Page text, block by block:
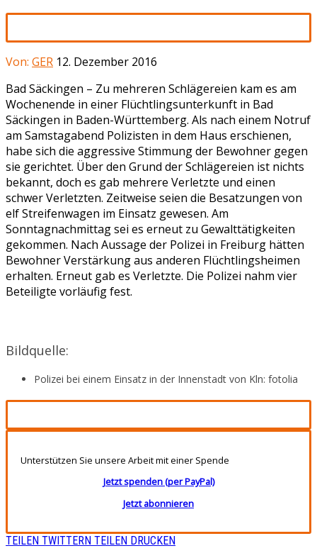
Von: GER 12. Dezember 2016
Bad Säckingen – Zu mehreren Schlägereien kam es am
Wochenende in einer Flüchtlingsunterkunft in Bad
Säckingen in Baden-Württemberg. Als nach einem Notruf
am Samstagabend Polizisten in dem Haus erschienen,
habe sich die aggressive Stimmung der Bewohner gegen
sie gerichtet. Über den Grund der Schlägereien ist nichts
bekannt, doch es gab mehrere Verletzte und einen
schwer Verletzten. Zeitweise seien die Besatzungen von
elf Streifenwagen im Einsatz gewesen. Am
Sonntagnachmittag sei es erneut zu Gewalttätigkeiten
gekommen. Nach Aussage der Polizei in Freiburg hätten
Bewohner Verstärkung aus anderen Flüchtlingsheimen
erhalten. Erneut gab es Verletzte. Die Polizei nahm vier
Beteiligte vorläufig fest.
Bildquelle:
Polizei bei einem Einsatz in der Innenstadt von Kln: fotolia
Unterstützen Sie unsere Arbeit mit einer Spende
Jetzt spenden (per PayPal)
Jetzt abonnieren
TEILEN TWITTERN TEILEN DRUCKEN